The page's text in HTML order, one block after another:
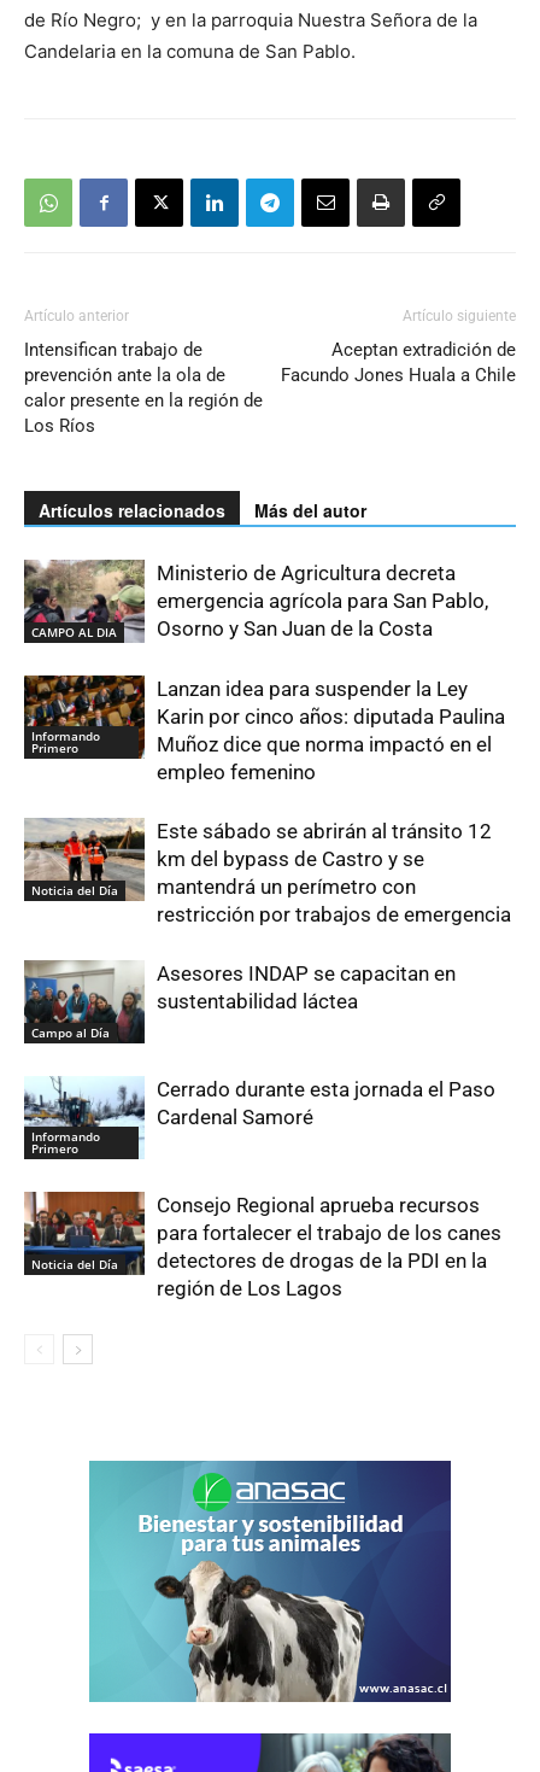
de Río Negro; y en la parroquia Nuestra Señora de la
Candelaria en la comuna de San Pablo.
Artículo anterior
Intensifican trabajo de
prevención ante la ola de
calor presente en la región de
Los Ríos
Artículo siguiente
Aceptan extradición de
Facundo Jones Huala a Chile
Artículos relacionados Más del autor
CAMPO AL DIA
Ministerio de Agricultura decreta
emergencia agrícola para San Pablo,
Osorno y San Juan de la Costa
Informando
Primero
Lanzan idea para suspender la Ley
Karin por cinco años: diputada Paulina
Muñoz dice que norma impactó en el
empleo femenino
Noticia del Día
Este sábado se abrirán al tránsito 12
km del bypass de Castro y se
mantendrá un perímetro con
restricción por trabajos de emergencia
Campo al Día
Asesores INDAP se capacitan en
sustentabilidad láctea
Informando
Primero
Cerrado durante esta jornada el Paso
Cardenal Samoré
Noticia del Día
Consejo Regional aprueba recursos
para fortalecer el trabajo de los canes
detectores de drogas de la PDI en la
región de Los Lagos